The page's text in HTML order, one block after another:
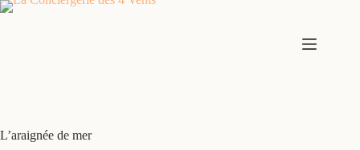
L’araignée de mer